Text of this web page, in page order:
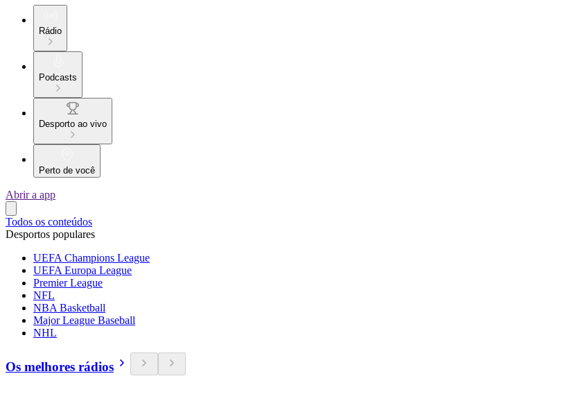
Rádio
Podcasts
Desporto ao vivo
Perto de você
Abrir a app
Todos os conteúdos
Desportos populares
UEFA Champions League
UEFA Europa League
Premier League
NFL
NBA Basketball
Major League Baseball
NHL
Os melhores rádios